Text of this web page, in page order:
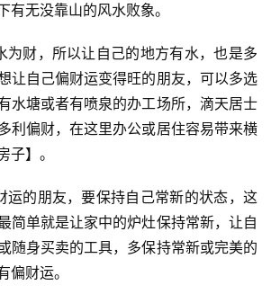
有无没靠山的风水败象。
财，所以让自己的地方有水，也是多
让自己偏财运变得旺的朋友，可以多选
水塘或者有喷泉的办工场所，滴天居士
利偏财，在这里办公或居住容易带来横
子】。
的朋友，要保持自己常新的状态，这
简单就是让家中的炉灶保持常新，让自
随身买卖的工具，多保持常新或完美的
偏财运。